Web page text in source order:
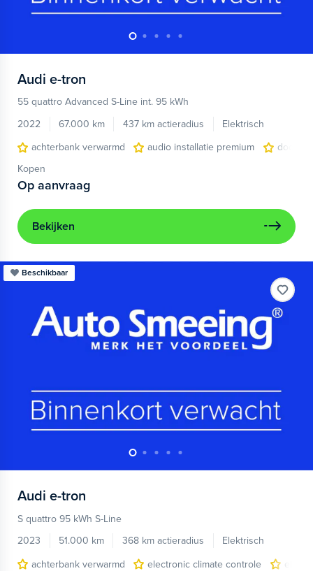
Audi e-tron
55 quattro Advanced S-Line int. 95 kWh
2022
67.000 km 437 km actieradius
Elektrisch
achterbank verwarmd
audio installatie premium
Kopen
Op aanvraag
Bekijken
Beschikbaar
Audi e-tron
S quattro 95 kWh S-Line
2023
51.000 km 368 km actieradius
Elektrisch
achterbank verwarmd
electronic climate controle